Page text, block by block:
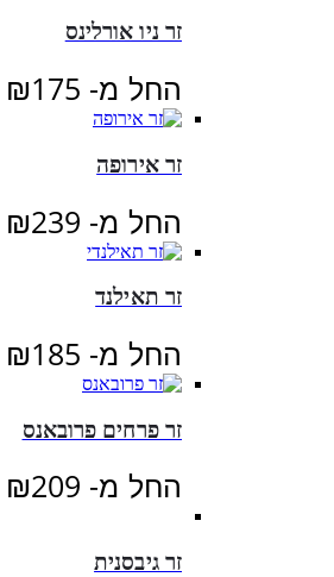
זר ניו אורלינס
החל מ- ₪175
זר אירופה
החל מ- ₪239
זר תאילנד
החל מ- ₪185
זר פרחים פרובאנס
החל מ- ₪209
זר גיבסנית